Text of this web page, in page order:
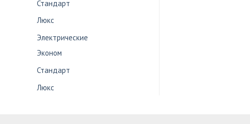
Стандарт
Люкс
Электрические
Эконом
Стандарт
Люкс